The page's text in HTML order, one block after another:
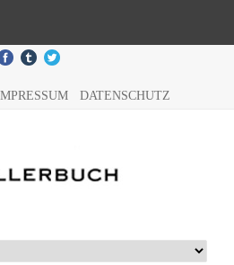
DATENSCHUTZ